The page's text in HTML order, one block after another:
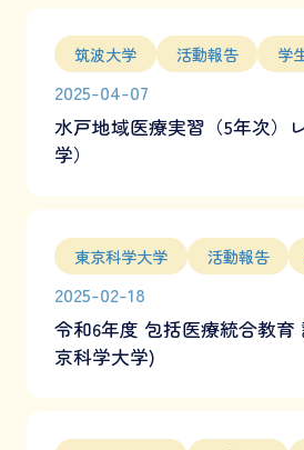
2025-04-07
筑波大学 活動報告 学
水戸地域医療実習（5年次）
学）
2025-02-18
東京科学大学 活動報告
令和6年度 包括医療統合教育
京科学大学)